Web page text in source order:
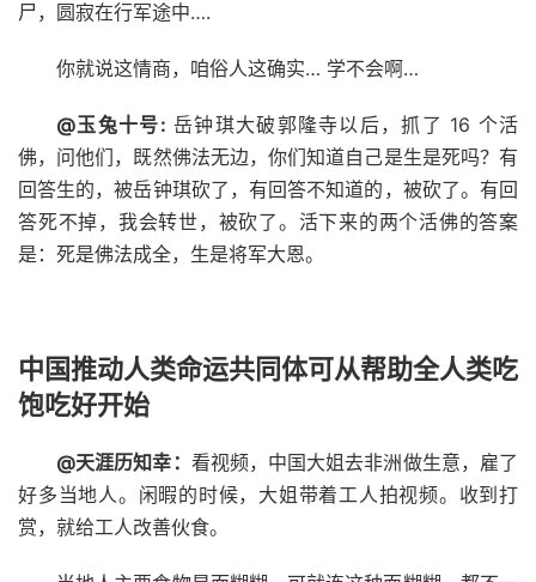
尸，圆寂在行军途中….
你就说这情商，咱俗人这确实… 学不会啊…
@玉兔十号: 岳钟琪大破郭隆寺以后，抓了 16 个活
佛，问他们，既然佛法无边，你们知道自己是生是死吗？有
回答生的，被岳钟琪砍了，有回答不知道的，被砍了。有回
答死不掉，我会转世，被砍了。活下来的两个活佛的答案
是：死是佛法成全，生是将军大恩。
中国推动人类命运共同体可从帮助全人类吃
饱吃好开始
@天涯历知幸： 看视频，中国大姐去非洲做生意，雇了
好多当地人。闲暇的时候，大姐带着工人拍视频。收到打
赏，就给工人改善伙食。